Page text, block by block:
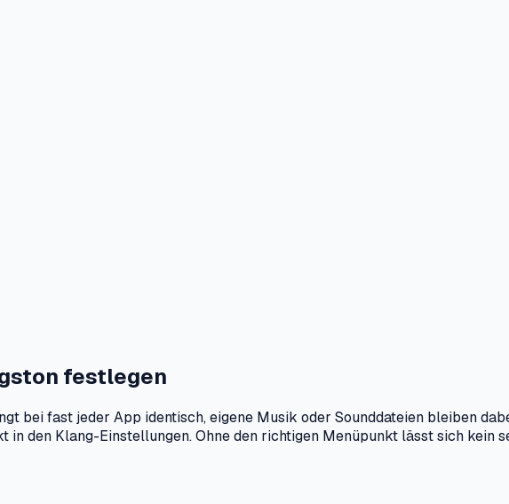
festlegen
bei fast jeder App identisch, eigene Musik oder Sounddateien bleiben
den Klang-Einstellungen. Ohne den richtigen Menüpunkt lässt sich kein